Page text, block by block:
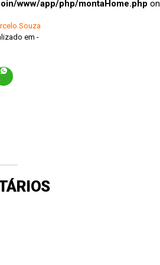
www/app/php/montaHome.php
Souza
em -